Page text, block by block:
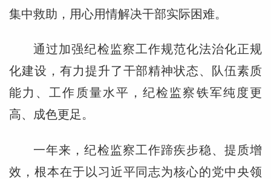
集中救助，用心用情解决干部实际困难。
通过加强纪检监察工作规范化法治化正规
化建设，有力提升了干部精神状态、队伍素质
能力、工作质量水平，纪检监察铁军纯度更
高、成色更足。
一年来，纪检监察工作蹄疾步稳、提质增
效，根本在于以习近平同志为核心的党中央领